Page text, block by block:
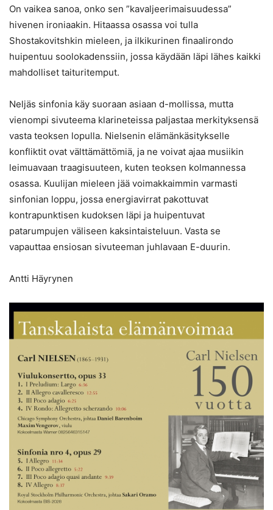
On vaikea sanoa, onko sen ”kavaljeerimaisuudessa”
hivenen ironiaakin. Hitaassa osassa voi tulla
Shostakovitshkin mieleen, ja ilkikurinen finaalirondo
huipentuu soolokadenssiin, jossa käydään läpi lähes kaikki
mahdolliset taituritemput.
Neljäs sinfonia käy suoraan asiaan d-mollissa, mutta
vienompi sivuteema klarineteissa paljastaa merkityksensä
vasta teoksen lopulla. Nielsenin elämänkäsitykselle
konfliktit ovat välttämättömiä, ja ne voivat ajaa musiikin
leimuavaan traagisuuteen, kuten teoksen kolmannessa
osassa. Kuulijan mieleen jää voimakkaimmin varmasti
sinfonian loppu, jossa energiavirrat pakottuvat
kontrapunktisen kudoksen läpi ja huipentuvat
patarumpujen väliseen kaksintaisteluun. Vasta se
vapauttaa ensiosan sivuteeman juhlavaan E-duurin.
Antti Häyrynen